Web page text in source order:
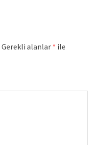
Gerekli alanlar * ile